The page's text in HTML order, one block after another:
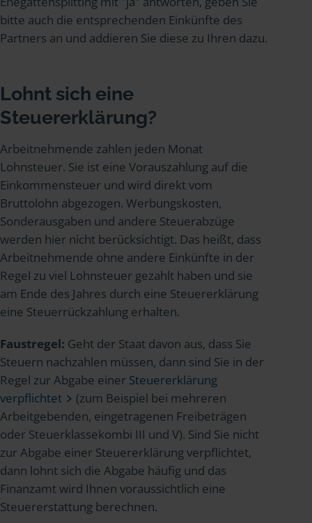
bitte auch die entsprechenden Einkünfte des
Partners an und addieren Sie diese zu Ihren dazu.
Lohnt sich eine
Steuererklärung?
Arbeitnehmende zahlen jeden Monat
Lohnsteuer. Sie ist eine Vorauszahlung auf die
Einkommensteuer und wird direkt vom
Bruttolohn abgezogen. Werbungskosten,
Sonderausgaben und andere Steuerabzüge
werden hier nicht berücksichtigt. Das heißt, dass
Arbeitnehmende ohne andere Einkünfte in der
Regel zu viel Lohnsteuer gezahlt haben und sie
am Ende des Jahres durch eine Steuererklärung
eine Steuerrückzahlung erhalten.
Faustregel: Geht der Staat davon aus, dass Sie
Steuern nachzahlen müssen, dann sind Sie in der
Regel zur Abgabe einer Steuererklärung
verpflichtet
(zum Beispiel bei mehreren
Arbeitgebenden, eingetragenen Freibeträgen
oder Steuerklassekombi III und V). Sind Sie nicht
zur Abgabe einer Steuererklärung verpflichtet,
dann lohnt sich die Abgabe häufig und das
Finanzamt wird Ihnen voraussichtlich eine
Steuererstattung berechnen.